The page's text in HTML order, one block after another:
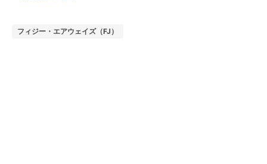
フィジー・エアウェイズ（FJ）